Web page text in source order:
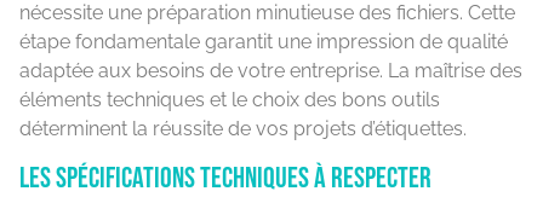
nécessite une préparation minutieuse des fichiers. Cette
étape fondamentale garantit une impression de qualité
adaptée aux besoins de votre entreprise. La maîtrise des
éléments techniques et le choix des bons outils
déterminent la réussite de vos projets d’étiquettes.
Les spécifications techniques à respecter